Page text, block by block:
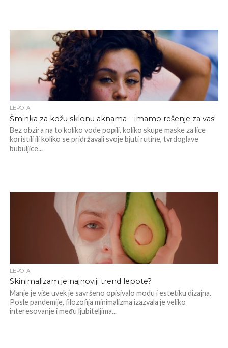
LEPOTA
Šminka za kožu sklonu aknama – imamo rešenje za vas!
Bez obzira na to koliko vode popili, koliko skupe maske za lice
koristili ili koliko se pridržavali svoje bjuti rutine, tvrdoglave
bubuljice...
LEPOTA
Skinimalizam je najnoviji trend lepote?
Manje je više uvek je savršeno opisivalo modu i estetiku dizajna.
Posle pandemije, filozofija minimalizma izazvala je veliko
interesovanje i među ljubiteljima...